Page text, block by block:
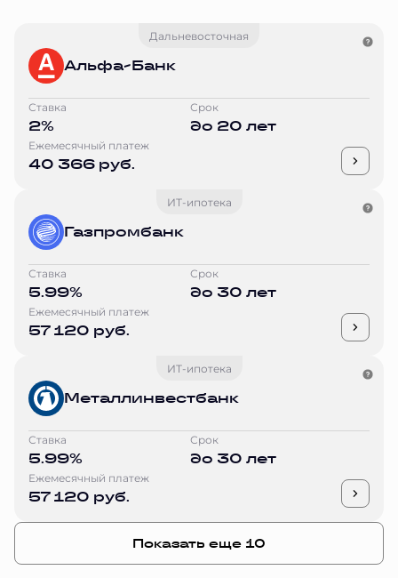
Дальневосточная
Альфа-Банк
Ставка
2%
Срок
до 20 лет
Ежемесячный платеж
40 366 руб.
ИТ-ипотека
Газпромбанк
Ставка
5.99%
Срок
до 30 лет
Ежемесячный платеж
57 120 руб.
ИТ-ипотека
Металлинвестбанк
Ставка
5.99%
Срок
до 30 лет
Ежемесячный платеж
57 120 руб.
Показать еще 10